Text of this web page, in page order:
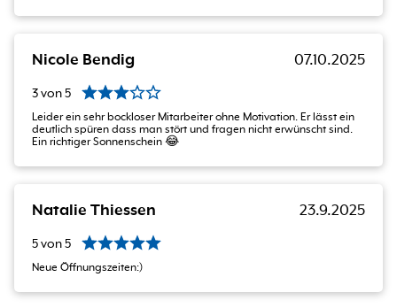
Nicole Bendig 07.10.2025
3von5
Leider ein sehr bockloser Mitarbeiter ohne Motivation. Er lässt ein
deutlich spüren dass man stört und fragen nicht erwünscht sind.
Ein richtiger Sonnenschein 😂
Natalie Thiessen 23.9.2025
5von5
Neue Öffnungszeiten:)